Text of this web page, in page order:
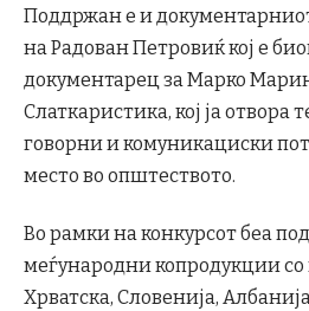
Поддржан е и
на Рaдован Петровиќ кој е
документарец за Марко
Слаткаристика, кој ја отвора
говорни и комуникациски
место во општеството.
Во рамки на конкурсот беа
меѓународни копродукции
Хрватска, Словенија,